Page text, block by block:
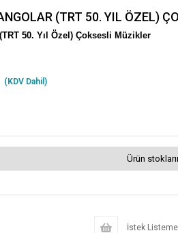
(TRT 50. YIL ÖZEL)
50. Yıl Özel) Çoksesli Müzikler
(KDV Dahil)
Ürün
İstek